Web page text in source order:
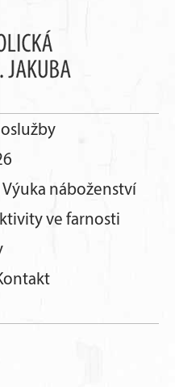
Výuka náboženství
ve farnosti